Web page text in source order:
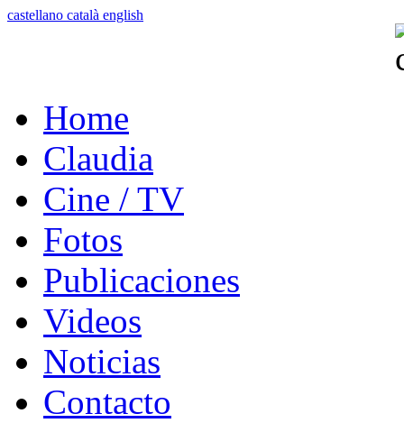
castellano català english
Home
Claudia
Cine / TV
Fotos
Publicaciones
Videos
Noticias
Contacto